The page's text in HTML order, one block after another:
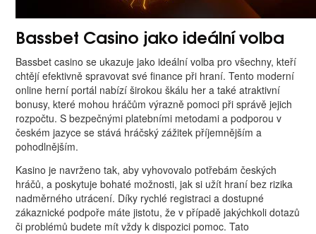
Bassbet Casino jako ideální volba
Bassbet casino se ukazuje jako ideální volba pro všechny, kteří
chtějí efektivně spravovat své finance při hraní. Tento moderní
online herní portál nabízí širokou škálu her a také atraktivní
bonusy, které mohou hráčům výrazně pomoci při správě jejich
rozpočtu. S bezpečnými platebními metodami a podporou v
českém jazyce se stává hráčský zážitek příjemnějším a
pohodlnějším.
Kasino je navrženo tak, aby vyhovovalo potřebám českých
hráčů, a poskytuje bohaté možnosti, jak si užít hraní bez rizika
nadměrného utrácení. Díky rychlé registraci a dostupné
zákaznické podpoře máte jistotu, že v případě jakýchkoli dotazů
či problémů budete mít vždy k dispozici pomoc. Tato